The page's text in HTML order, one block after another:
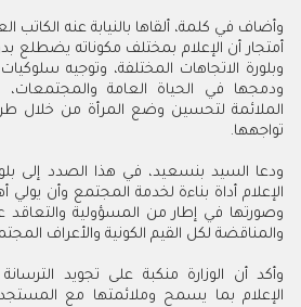
وأضاف في كلمة، ألقاها بالنيابة عنه الكاتب
أمتجار أن الإعلام بمختلف مكوناته
وبلورة الاتجاهات المختلفة، وتوجيه
ودمجها في الحياة العامة
الملائمة لتحسين وضع المرأة من خلال
تواجهها.
ودعا السيد بنسعيد، في هذا الصدد إلى
الإعلام أداة بناءة لخدمة المجتمع وأن
وصورتها في إطار من المسؤولية والتعاقد
والمناقضة لكل القيم الكونية والأعراف
وأكد أن الوزارة منكبة على تجويد
الإعلام بما يسمح وملائمتها مع